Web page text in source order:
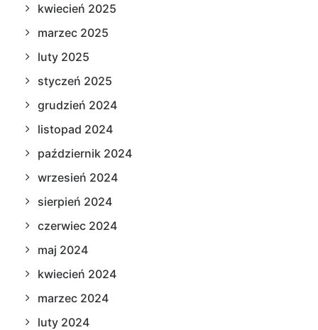
kwiecień 2025
marzec 2025
luty 2025
styczeń 2025
grudzień 2024
listopad 2024
październik 2024
wrzesień 2024
sierpień 2024
czerwiec 2024
maj 2024
kwiecień 2024
marzec 2024
luty 2024